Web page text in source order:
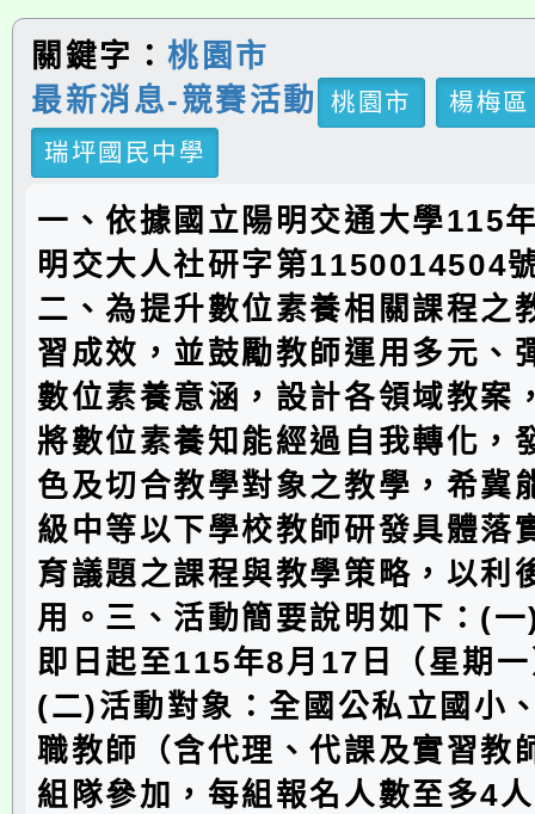
關鍵字：桃園市
最新消息-競賽活動
桃園市
楊梅區
瑞坪國民中學
一、依據國立陽明交通大學115
明交大人社研字第1150014504
二、為提升數位素養相關課程之
習成效，並鼓勵教師運用多元、
數位素養意涵，設計各領域教案
將數位素養知能經過自我轉化，
色及切合教學對象之教學，希冀
級中等以下學校教師研發具體落
育議題之課程與教學策略，以利
用。三、活動簡要說明如下：(
即日起至115年8月17日（星期
(二)活動對象：全國公私立國小
職教師（含代理、代課及實習教
組隊參加，每組報名人數至多4